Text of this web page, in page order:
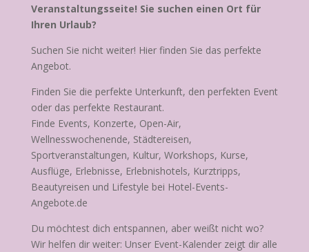
Veranstaltungsseite! Sie suchen einen Ort für
Ihren Urlaub?
Suchen Sie nicht weiter! Hier finden Sie das perfekte
Angebot.
Finden Sie die perfekte Unterkunft, den perfekten Event
oder das perfekte Restaurant.
Finde Events, Konzerte, Open-Air,
Wellnesswochenende, Städtereisen,
Sportveranstaltungen, Kultur, Workshops, Kurse,
Ausflüge, Erlebnisse, Erlebnishotels, Kurztripps,
Beautyreisen und Lifestyle bei Hotel-Events-
Angebote.de
Du möchtest dich entspannen, aber weißt nicht wo?
Wir helfen dir weiter: Unser Event-Kalender zeigt dir alle